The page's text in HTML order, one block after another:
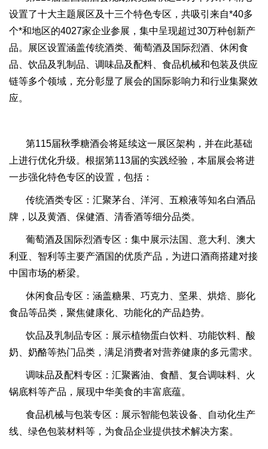
设置了十大主题展区及十三个特色专区，共吸引来自*40多
个*和地区的4027家企业参展，集中呈现超过30万种创新产
品。展区设置涵盖传统酒类、葡萄酒及国际烈酒、休闲食
品、饮品及乳制品、调味品及配料、食品机械和包装及供应
链等多个领域，充分彰显了展会的国际影响力和行业集聚效
应。
第115届秋季糖酒会将延续这一展区架构，并在此基础
上进行优化升级。根据第113届的实践经验，本届展会将进
一步强化特色专区的设置，包括：
传统酒类专区：汇聚茅台、洋河、五粮液等知名白酒品
牌，以及黄酒、保健酒、清香酒等细分品类。
葡萄酒及国际烈酒专区：集中展示法国、意大利、澳大
利亚、智利等主要产酒国的优质产品，为进口酒商搭建对接
中国市场的桥梁。
休闲食品专区：涵盖糖果、巧克力、坚果、烘焙、膨化
食品等品类，聚焦健康化、功能化的产品趋势。
饮品及乳制品专区：展示植物蛋白饮料、功能饮料、酸
奶、奶酪等热门品类，满足消费者对营养健康的多元需求。
调味品及配料专区：汇聚酱油、食醋、复合调味料、火
锅底料等产品，展现中华美食的丰富底蕴。
食品机械与包装专区：展示智能包装设备、自动化生产
线、绿色包装材料等，为食品企业提供技术解决方案。